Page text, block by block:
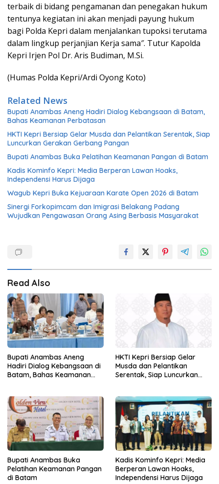
terbaik di bidang pengamanan dan penegakan hukum
tentunya kegiatan ini akan menjadi payung hukum
bagi Polda Kepri dalam menjalankan tupoksi terutama
dalam lingkup perjanjian Kerja sama″. Tutur Kapolda
Kepri Irjen Pol Dr. Aris Budiman, M.Si.
(Humas Polda Kepri/Ardi Oyong Koto)
Related News
Bupati Anambas Aneng Hadiri Dialog Kebangsaan di Batam,
Bahas Keamanan Perbatasan
HKTI Kepri Bersiap Gelar Musda dan Pelantikan Serentak, Siap
Luncurkan Gerakan Gerbang Pangan
Bupati Anambas Buka Pelatihan Keamanan Pangan di Batam
Kadis Kominfo Kepri: Media Berperan Lawan Hoaks,
Independensi Harus Dijaga
Wagub Kepri Buka Kejuaraan Karate Open 2026 di Batam
Sinergi Forkopimcam dan Imigrasi Belakang Padang
Wujudkan Pengawasan Orang Asing Berbasis Masyarakat
Read Also
Bupati Anambas Aneng
Hadiri Dialog Kebangsaan di
Batam, Bahas Keamanan
HKTI Kepri Bersiap Gelar
Musda dan Pelantikan
Serentak, Siap Luncurkan
Bupati Anambas Buka
Pelatihan Keamanan Pangan
di Batam
Kadis Kominfo Kepri: Media
Berperan Lawan Hoaks,
Independensi Harus Dijaga